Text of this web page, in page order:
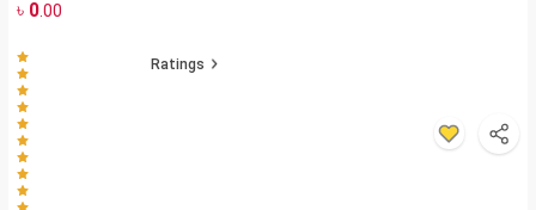
৳ 0.00
Ratings